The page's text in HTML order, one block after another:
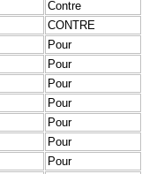
Contre
CONTRE
Pour
Pour
Pour
Pour
Pour
Pour
Pour